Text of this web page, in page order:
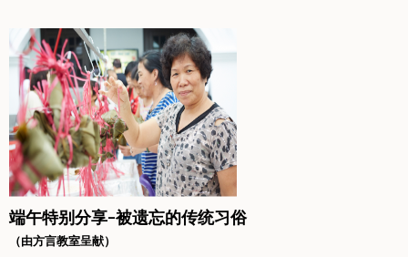
端午特别分享–被遗忘的传统习俗
（由方言教室呈献）